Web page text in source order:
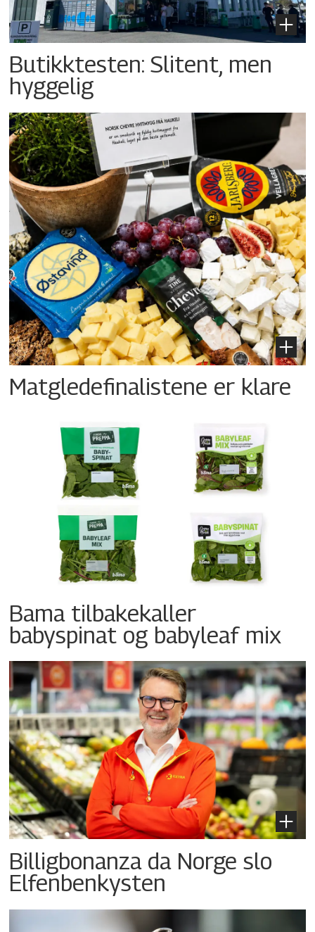
Butikktesten: Slitent, men
hyggelig
Matgledefinalistene er klare
Bama tilbakekaller
babyspinat og babyleaf mix
Billigbonanza da Norge slo
Elfenbenkysten